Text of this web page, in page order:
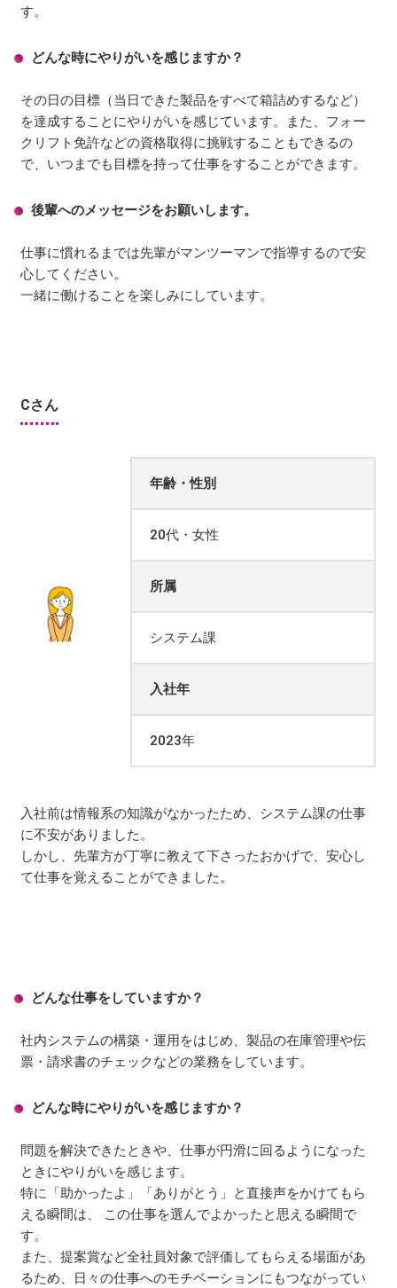
す。
どんな時にやりがいを感じますか？
その日の目標（当日できた製品をすべて箱詰めするなど）
を達成することにやりがいを感じています。また、フォー
クリフト免許などの資格取得に挑戦することもできるの
で、いつまでも目標を持って仕事をすることができます。
後輩へのメッセージをお願いします。
仕事に慣れるまでは先輩がマンツーマンで指導するので安
心してください。
一緒に働けることを楽しみにしています。
Cさん
年齢・性別
20代・女性
所属
システム課
入社年
2023年
入社前は情報系の知識がなかったため、システム課の仕事
に不安がありました。
しかし、先輩方が丁寧に教えて下さったおかげで、安心し
て仕事を覚えることができました。
どんな仕事をしていますか？
社内システムの構築・運用をはじめ、製品の在庫管理や伝
票・請求書のチェックなどの業務をしています。
どんな時にやりがいを感じますか？
問題を解決できたときや、仕事が円滑に回るようになった
ときにやりがいを感じます。
特に「助かったよ」「ありがとう」と直接声をかけてもら
える瞬間は、 この仕事を選んでよかったと思える瞬間で
す。
また、提案賞など全社員対象で評価してもらえる場面があ
るため、日々の仕事へのモチベーションにもつながってい